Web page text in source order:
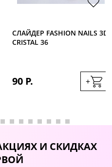
СЛАЙДЕР FASHION NAILS 3D
CRISTAL 36
90 Р. +
И СКИДКАХ